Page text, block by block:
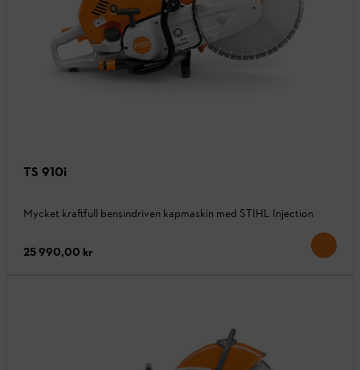
TS 910i
Mycket kraftfull bensindriven kapmaskin med STIHL Injection
25 990,00 kr